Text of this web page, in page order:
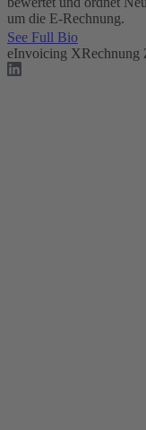
um die E-Rechnung.
See Full Bio
eInvoicing XRechnung